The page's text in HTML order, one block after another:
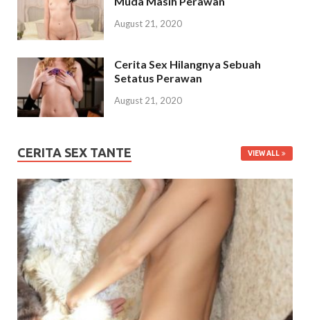
August 21, 2020
Cerita Sex Hilangnya Sebuah
Setatus Perawan
August 21, 2020
CERITA SEX TANTE VIEW ALL